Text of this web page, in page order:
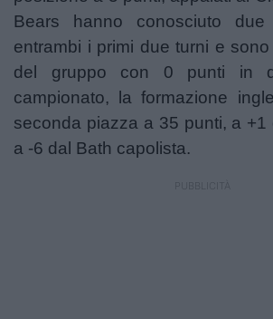
Bears hanno conosciuto
entrambi i primi due turni e
del gruppo con 0 punti in
campionato, la formazione
seconda piazza a 35 punti, a +1
a -6 dal Bath capolista.